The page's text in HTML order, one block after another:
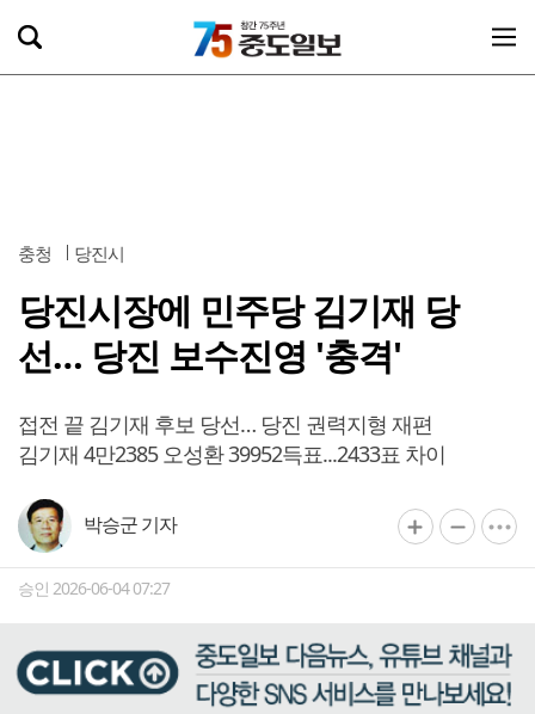
충청 당진시
당진시장에 민주당 김기재 당
선… 당진 보수진영 '충격'
접전 끝 김기재 후보 당선… 당진 권력지형 재편
김기재 4만2385 오성환 39952득표...2433표 차이
박승군 기자
승인 2026-06-04 07:27